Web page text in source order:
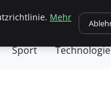
Gesundheit
Sport Technologie
Mehr